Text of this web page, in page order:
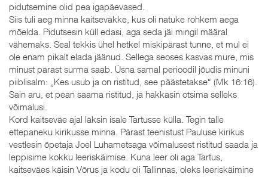
pidutsemine olid pea igapäevased.
Siis tuli aeg minna kaitseväkke, kus oli natuke rohkem aega
mõelda. Pidutsesin küll edasi, aga seda jäi mingil määral
vähemaks. Seal tekkis ühel hetkel miskipärast tunne, et mul ei
ole enam pikalt elada jäänud. Sellega seoses kasvas mure, mis
minust pärast surma saab. Üsna samal perioodil jõudis minuni
piiblisalm: „Kes usub ja on ristitud, see päästetakse“ (Mk 16:16).
Sain aru, et pean saama ristitud, ja hakkasin otsima selleks
võimalusi.
Kord kaitseväe ajal läksin isale Tartusse külla. Tegin talle
ettepaneku kirikusse minna. Pärast teenistust Pauluse kirikus
vestlesin õpetaja Joel Luhametsaga võimalusest ristitud saada ja
leppisime kokku leeriskäimise. Kuna leer oli aga Tartus,
kaitseväes käisin Võrus ja kodu oli Tallinnas, oleks leeriskäimine